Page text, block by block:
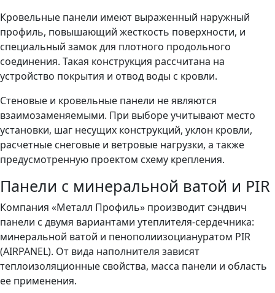
Кровельные панели имеют выраженный наружный
профиль, повышающий жесткость поверхности, и
специальный замок для плотного продольного
соединения. Такая конструкция рассчитана на
устройство покрытия и отвод воды с кровли.
Стеновые и кровельные панели не являются
взаимозаменяемыми. При выборе учитывают место
установки, шаг несущих конструкций, уклон кровли,
расчетные снеговые и ветровые нагрузки, а также
предусмотренную проектом схему крепления.
Панели с минеральной ватой и PIR
Компания «Металл Профиль» производит сэндвич
панели с двумя вариантами утеплителя-сердечника:
минеральной ватой и пенополиизоциануратом PIR
(AIRPANEL). От вида наполнителя зависят
теплоизоляционные свойства, масса панели и область
ее применения.